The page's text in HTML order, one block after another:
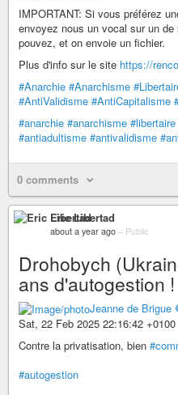
IMPORTANT: Si vous préférez
envoyez nous un vocal sur un
pouvez, et on envoie un fichier.
Plus d'info sur le site https://
#Anarchie #Anarchisme
#AntiValidisme #AntiCapitalisme
#anarchie #anarchisme #libertaire
#antiadultisme #antivalidisme
0 comments
Eric Libertad
about a year ago – Public
Drohobych
ans d'autogestion !
Jeanne de Brigue
Sat, 22 Feb 2025 22:16:42 +0100
Contre la privatisation, bien
#autogestion